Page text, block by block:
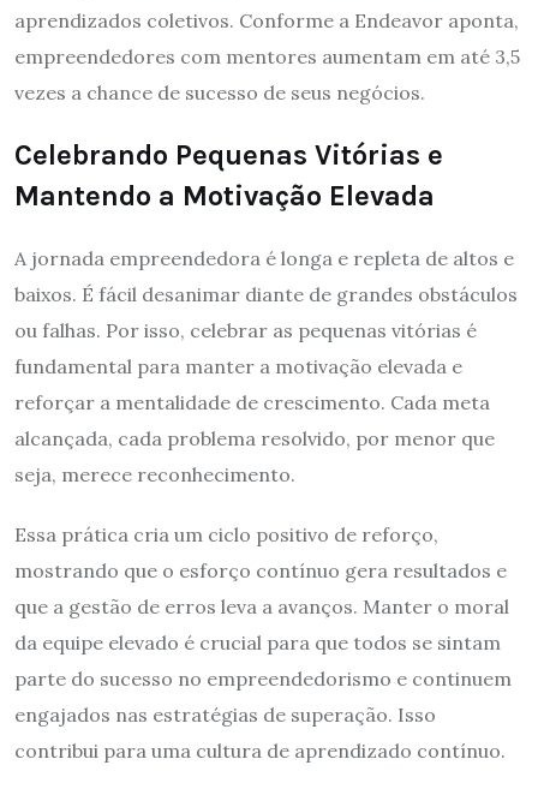
aprendizados coletivos. Conforme a Endeavor aponta,
empreendedores com mentores aumentam em até 3,5
vezes a chance de sucesso de seus negócios.
Celebrando Pequenas Vitórias e
Mantendo a Motivação Elevada
A jornada empreendedora é longa e repleta de altos e
baixos. É fácil desanimar diante de grandes obstáculos
ou falhas. Por isso, celebrar as pequenas vitórias é
fundamental para manter a motivação elevada e
reforçar a mentalidade de crescimento. Cada meta
alcançada, cada problema resolvido, por menor que
seja, merece reconhecimento.
Essa prática cria um ciclo positivo de reforço,
mostrando que o esforço contínuo gera resultados e
que a gestão de erros leva a avanços. Manter o moral
da equipe elevado é crucial para que todos se sintam
parte do sucesso no empreendedorismo e continuem
engajados nas estratégias de superação. Isso
contribui para uma cultura de aprendizado contínuo.